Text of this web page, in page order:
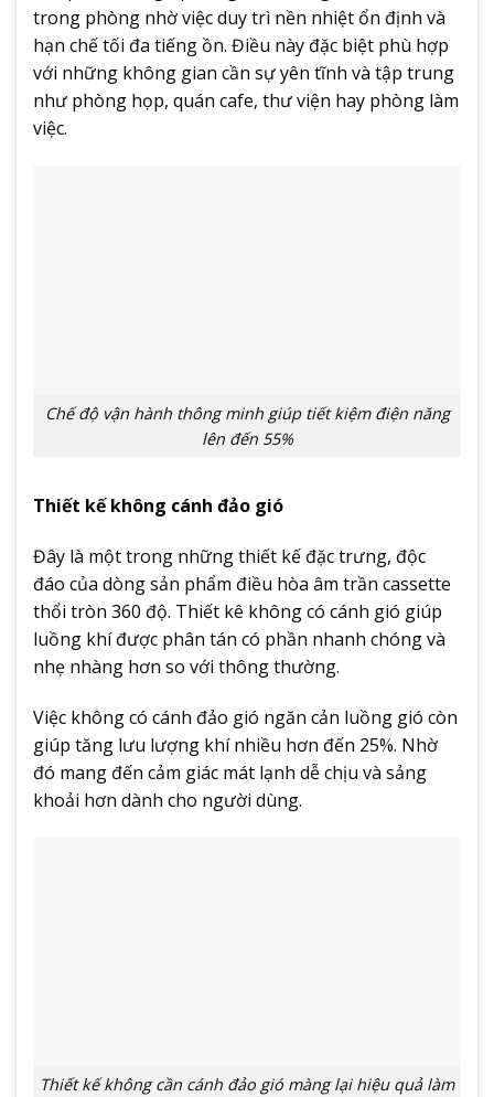
trong phòng nhờ việc duy trì nền nhiệt ổn định và
hạn chế tối đa tiếng ồn. Điều này đặc biệt phù hợp
với những không gian cần sự yên tĩnh và tập trung
như phòng họp, quán cafe, thư viện hay phòng làm
việc.
Chế độ vận hành thông minh giúp tiết kiệm điện năng
lên đến 55%
Thiết kế không cánh đảo gió
Đây là một trong những thiết kế đặc trưng, độc
đáo của dòng sản phẩm điều hòa âm trần cassette
thổi tròn 360 độ. Thiết kê không có cánh gió giúp
luồng khí được phân tán có phần nhanh chóng và
nhẹ nhàng hơn so với thông thường.
Việc không có cánh đảo gió ngăn cản luồng gió còn
giúp tăng lưu lượng khí nhiều hơn đến 25%. Nhờ
đó mang đến cảm giác mát lạnh dễ chịu và sảng
khoải hơn dành cho người dùng.
Thiết kế không cần cánh đảo gió màng lại hiệu quả làm